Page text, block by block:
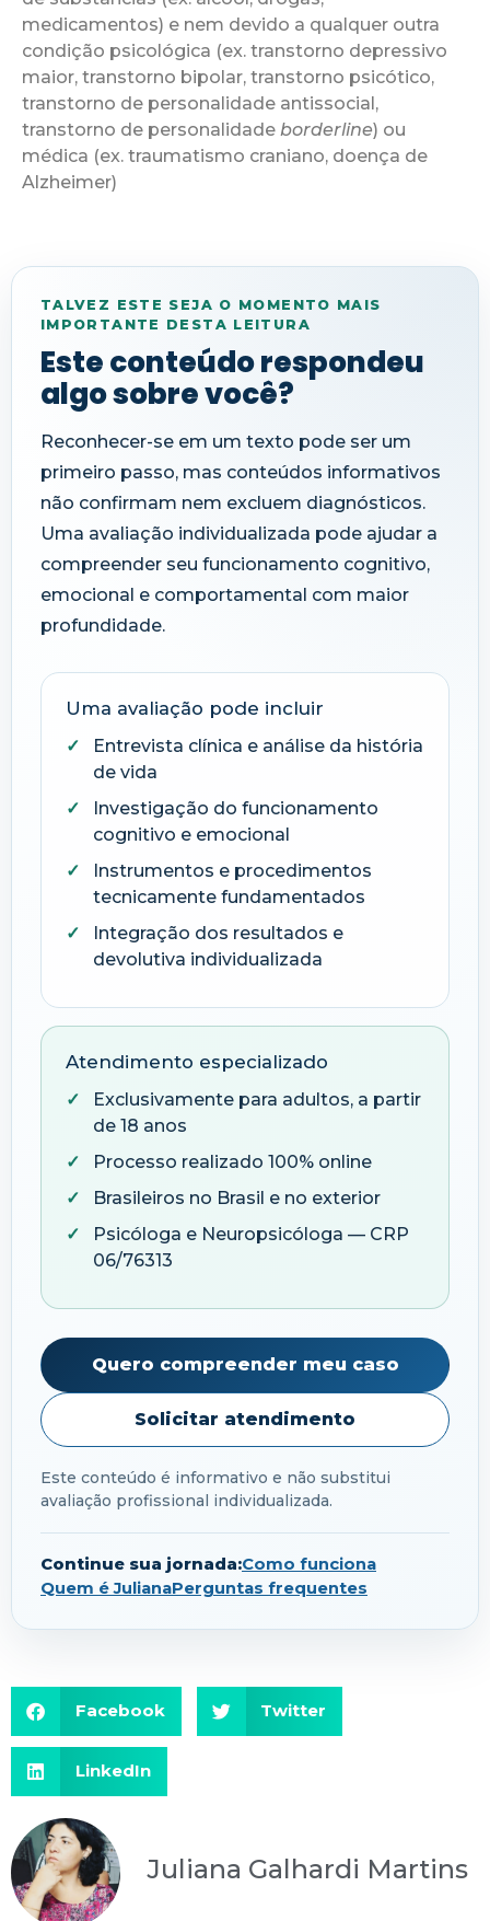
medicamentos) e nem devido a qualquer outra
condição psicológica (ex. transtorno depressivo
maior, transtorno bipolar, transtorno psicótico,
transtorno de personalidade antissocial,
transtorno de personalidade borderline) ou
médica (ex. traumatismo craniano, doença de
Alzheimer)
TALVEZ ESTE SEJA O MOMENTO MAIS
IMPORTANTE DESTA LEITURA
Este conteúdo respondeu
algo sobre você?
Reconhecer-se em um texto pode ser um
primeiro passo, mas conteúdos informativos
não confirmam nem excluem diagnósticos.
Uma avaliação individualizada pode ajudar a
compreender seu funcionamento cognitivo,
emocional e comportamental com maior
profundidade.
Uma avaliação pode incluir
Entrevista clínica e análise da história
de vida
Investigação do funcionamento
cognitivo e emocional
Instrumentos e procedimentos
tecnicamente fundamentados
Integração dos resultados e
devolutiva individualizada
Atendimento especializado
Exclusivamente para adultos, a partir
de 18 anos
Processo realizado 100% online
Brasileiros no Brasil e no exterior
Psicóloga e Neuropsicóloga — CRP
06/76313
Quero compreender meu caso
Solicitar atendimento
Este conteúdo é informativo e não substitui
avaliação profissional individualizada.
Continue sua jornada:Como funciona
Quem é JulianaPerguntas frequentes
Facebook Twitter
LinkedIn
Juliana Galhardi Martins